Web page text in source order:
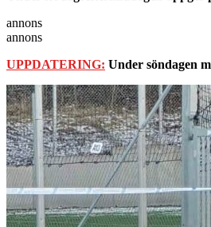
annons
annons
UPPDATERING: Under söndagen